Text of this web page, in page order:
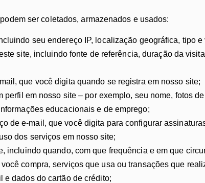
ser coletados, armazenados e usados:
seu endereço IP, localização geográfica, tipo
site, incluindo fonte de referência, duração da
que você digita quando se registra em nosso site;
perfil em nosso site – por exemplo, seu nome, fotos
educacionais e de emprego;
de e-mail, que você digita para configurar
dos serviços em nosso site;
incluindo quando, com que frequência e em que
compra, serviços que usa ou transações que
e dados do cartão de crédito;